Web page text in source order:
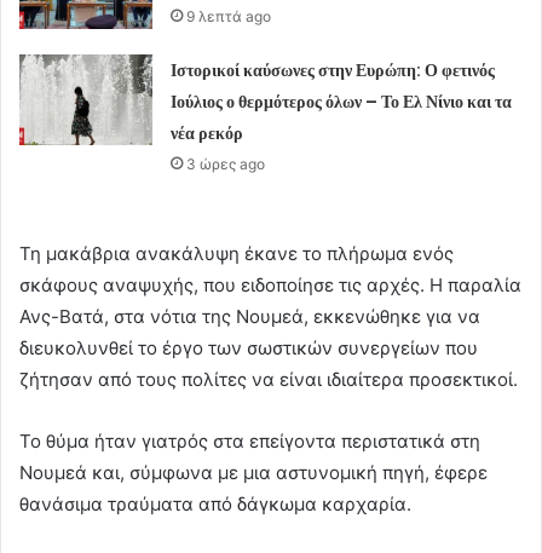
9 λεπτά ago
Ιστορικοί καύσωνες στην Ευρώπη: Ο φετινός
Ιούλιος ο θερμότερος όλων – Το Ελ Νίνιο και τα
νέα ρεκόρ
3 ώρες ago
Τη μακάβρια ανακάλυψη έκανε το πλήρωμα ενός
σκάφους αναψυχής, που ειδοποίησε τις αρχές. Η παραλία
Ανς-Βατά, στα νότια της Νουμεά, εκκενώθηκε για να
διευκολυνθεί το έργο των σωστικών συνεργείων που
ζήτησαν από τους πολίτες να είναι ιδιαίτερα προσεκτικοί.
Το θύμα ήταν γιατρός στα επείγοντα περιστατικά στη
Νουμεά και, σύμφωνα με μια αστυνομική πηγή, έφερε
θανάσιμα τραύματα από δάγκωμα καρχαρία.